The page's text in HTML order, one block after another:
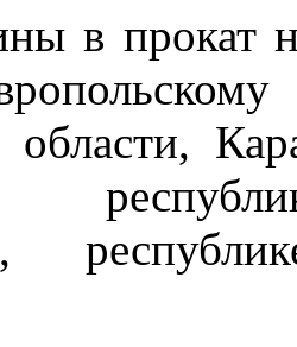
в прокат
области,